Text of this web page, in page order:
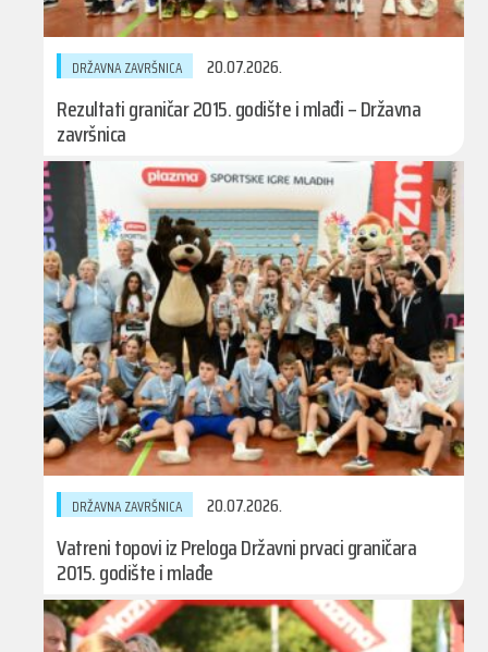
DRŽAVNA ZAVRŠNICA 20.07.2026.
Rezultati graničar 2015. godište i mlađi – Državna
završnica
DRŽAVNA ZAVRŠNICA 20.07.2026.
Vatreni topovi iz Preloga Državni prvaci graničara
2015. godište i mlađe